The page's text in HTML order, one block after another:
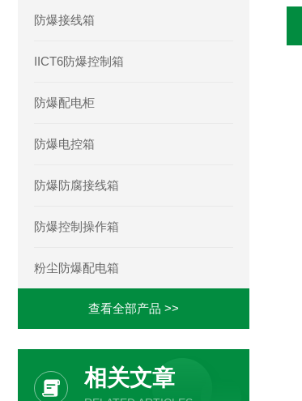
防爆接线箱
IICT6防爆控制箱
防爆配电柜
防爆电控箱
防爆防腐接线箱
防爆控制操作箱
粉尘防爆配电箱
查看全部产品 >>
相关文章